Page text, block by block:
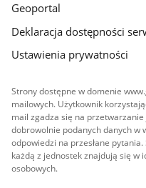
Geoportal
Deklaracja dostępności
Ustawienia prywatności
Strony dostępne w domenie
mailowych. Użytkownik
mail zgadza się na
dobrowolnie podanych danych w
odpowiedzi na przesłane
każdą z jednostek znajdują się w
osobowych.